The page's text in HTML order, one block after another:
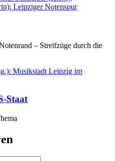
– Streifzüge durch die
Staat